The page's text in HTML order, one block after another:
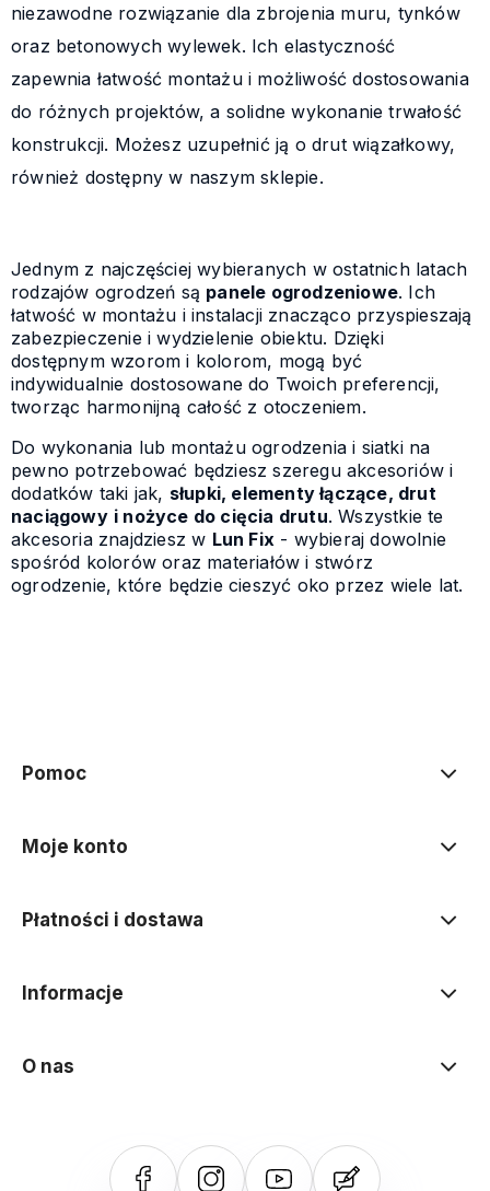
niezawodne rozwiązanie dla zbrojenia muru, tynków
oraz betonowych wylewek. Ich elastyczność
zapewnia łatwość montażu i możliwość dostosowania
do różnych projektów, a solidne wykonanie trwałość
konstrukcji. Możesz uzupełnić ją o drut wiązałkowy,
również dostępny w naszym sklepie.
Jednym z najczęściej wybieranych w ostatnich latach
rodzajów ogrodzeń są panele ogrodzeniowe. Ich
łatwość w montażu i instalacji znacząco przyspieszają
zabezpieczenie i wydzielenie obiektu. Dzięki
dostępnym wzorom i kolorom, mogą być
indywidualnie dostosowane do Twoich preferencji,
tworząc harmonijną całość z otoczeniem.
Do wykonania lub montażu ogrodzenia i siatki na
pewno potrzebować będziesz szeregu akcesoriów i
dodatków taki jak, słupki, elementy łączące, drut
naciągowy i nożyce do cięcia drutu. Wszystkie te
akcesoria znajdziesz w Lun Fix - wybieraj dowolnie
spośród kolorów oraz materiałów i stwórz
ogrodzenie, które będzie cieszyć oko przez wiele lat.
Pomoc
Moje konto
Płatności i dostawa
Informacje
O nas